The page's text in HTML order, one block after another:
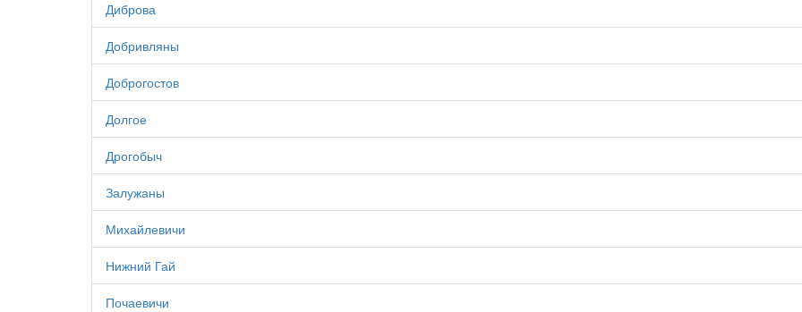
Диброва
Добривляны
Доброгостов
Долгое
Дрогобыч
Залужаны
Михайлевичи
Нижний Гай
Почаевичи